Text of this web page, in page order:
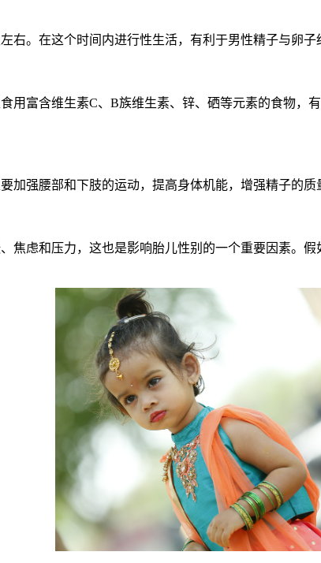
。在这个时间内进行性生活，有利于男性精子与卵子
富含维生素C、B族维生素、锌、硒等元素的食物，
强腰部和下肢的运动，提高身体机能，增强精子的质
虑和压力，这也是影响胎儿性别的一个重要因素。假